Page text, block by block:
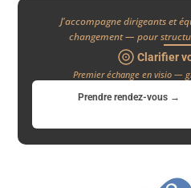
J'accompagne dirigeants et
changement — pour
Clarifier
Premier échange en visio —
Prendre rendez-vous →